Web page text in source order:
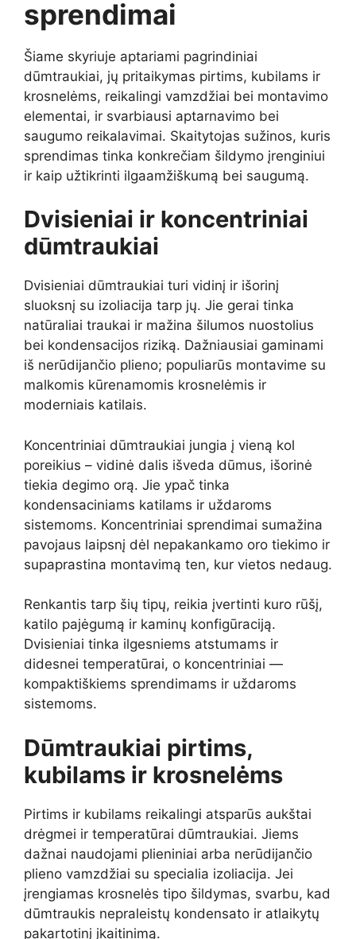
sprendimai
Šiame skyriuje aptariami pagrindiniai
dūmtraukiai, jų pritaikymas pirtims, kubilams ir
krosnelėms, reikalingi vamzdžiai bei montavimo
elementai, ir svarbiausi aptarnavimo bei
saugumo reikalavimai. Skaitytojas sužinos, kuris
sprendimas tinka konkrečiam šildymo įrenginiui
ir kaip užtikrinti ilgaamžiškumą bei saugumą.
Dvisieniai ir koncentriniai
dūmtraukiai
Dvisieniai dūmtraukiai turi vidinį ir išorinį
sluoksnį su izoliacija tarp jų. Jie gerai tinka
natūraliai traukai ir mažina šilumos nuostolius
bei kondensacijos riziką. Dažniausiai gaminami
iš nerūdijančio plieno; populiarūs montavime su
malkomis kūrenamomis krosnelėmis ir
moderniais katilais.
Koncentriniai dūmtraukiai jungia į vieną kol
poreikius – vidinė dalis išveda dūmus, išorinė
tiekia degimo orą. Jie ypač tinka
kondensaciniams katilams ir uždaroms
sistemoms. Koncentriniai sprendimai sumažina
pavojaus laipsnį dėl nepakankamo oro tiekimo ir
supaprastina montavimą ten, kur vietos nedaug.
Renkantis tarp šių tipų, reikia įvertinti kuro rūšį,
katilo pajėgumą ir kaminų konfigūraciją.
Dvisieniai tinka ilgesniems atstumams ir
didesnei temperatūrai, o koncentriniai —
kompaktiškiems sprendimams ir uždaroms
sistemoms.
Dūmtraukiai pirtims,
kubilams ir krosnelėms
Pirtims ir kubilams reikalingi atsparūs aukštai
drėgmei ir temperatūrai dūmtraukiai. Jiems
dažnai naudojami plieniniai arba nerūdijančio
plieno vamzdžiai su specialia izoliacija. Jei
įrengiamas krosnelės tipo šildymas, svarbu, kad
dūmtraukis nepraleistų kondensato ir atlaikytų
pakartotinį įkaitinimą.